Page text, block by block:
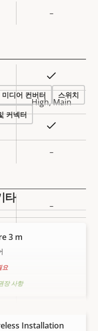
–
High, Main
–
–
미디어 컨버터 스위치
커넥터
타
3 m
요
장 사항
Installation